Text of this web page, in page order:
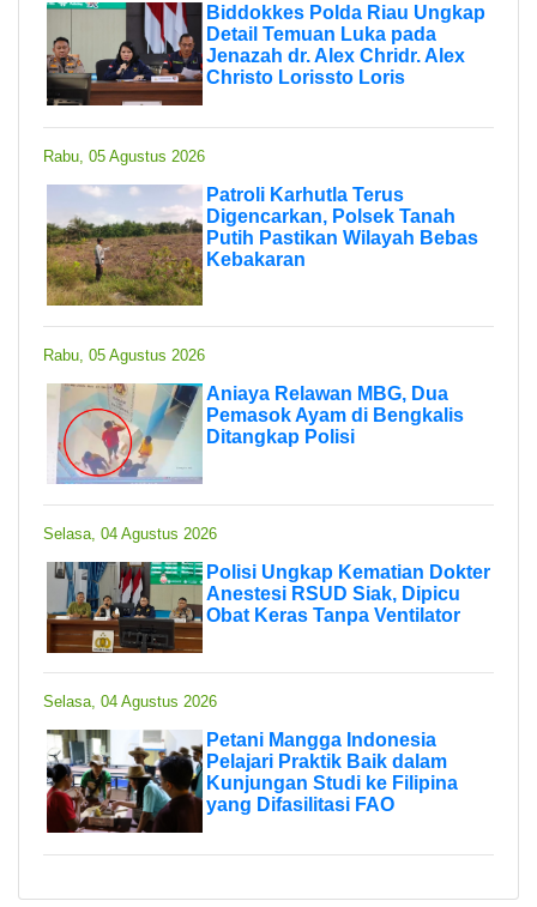
Biddokkes Polda Riau Ungkap
Detail Temuan Luka pada
Jenazah dr. Alex Chridr. Alex
Christo Lorissto Loris
Rabu, 05 Agustus 2026
Patroli Karhutla Terus
Digencarkan, Polsek Tanah
Putih Pastikan Wilayah Bebas
Kebakaran
Rabu, 05 Agustus 2026
Aniaya Relawan MBG, Dua
Pemasok Ayam di Bengkalis
Ditangkap Polisi
Selasa, 04 Agustus 2026
Polisi Ungkap Kematian Dokter
Anestesi RSUD Siak, Dipicu
Obat Keras Tanpa Ventilator
Selasa, 04 Agustus 2026
Petani Mangga Indonesia
Pelajari Praktik Baik dalam
Kunjungan Studi ke Filipina
yang Difasilitasi FAO